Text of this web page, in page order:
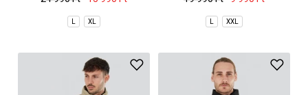
L XL L XXL